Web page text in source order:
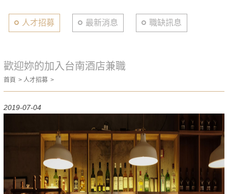
人才招募 最新消息 職缺訊息
歡迎妳的加入台南酒店兼職
首頁 人才招募
2019-07-04